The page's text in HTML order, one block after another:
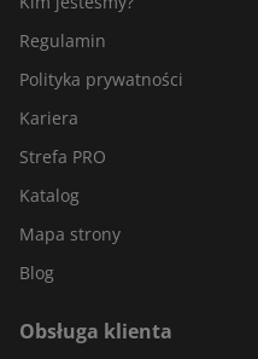
Regulamin
Polityka prywatności
Kariera
Strefa PRO
Katalog
Mapa strony
Blog
Obsługa klienta